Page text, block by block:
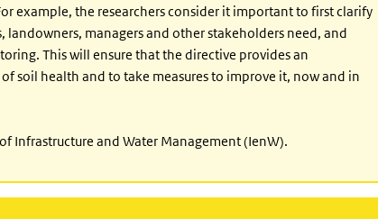
example, the researchers consider it important to first clarify
managers and other stakeholders need, and
This will ensure that the directive provides an
soil health and to take measures to improve it, now and in
Infrastructure and Water Management (IenW).